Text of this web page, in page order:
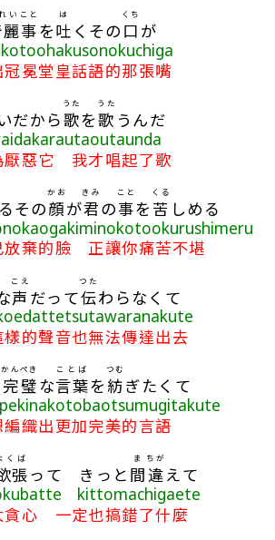
い
事
こと
を吐
は
くその 口
くち
が
冠冕堂皇話語的那張嘴
だから歌
うた
を歌
うた
うんだ
厭惡它 我才唱起了歌
その顔
かお
が君
きみ
の事
こと
を 苦
くる
しめる
放棄的臉 正讓你痛苦不堪
声
こえ
だって伝
つた
わらなくて
樣的聲音也無法傳達出去
完璧
かんぺき
な言葉
ことば
を 紡
つむ
ぎたくて
編織出更加完美的言語
張
くば
って きっと 間
ま
違
ちが
えて
kittomachigaete
貪心 一定也搞錯了什麼